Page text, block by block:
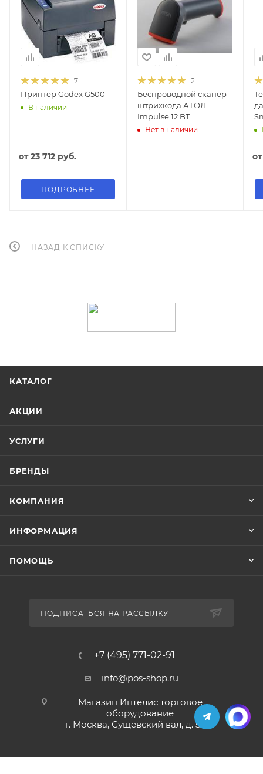
7
Принтер Godex G500
В наличии
от23 712 руб.
ПОДРОБНЕЕ
2
Беспроводной сканер
штрихкода АТОЛ
Impulse 12 BT
Нет в наличии
НАЗАД К СПИСКУ
КАТАЛОГ
АКЦИИ
УСЛУГИ
БРЕНДЫ
КОМПАНИЯ
ИНФОРМАЦИЯ
ПОМОЩЬ
ПОДПИСАТЬСЯ НА РАССЫЛКУ
+7 (495) 771-02-91
info@pos-shop.ru
Магазин Интелис торговое
оборудование
г. Москва, Сущевский вал, д. 5с1А'